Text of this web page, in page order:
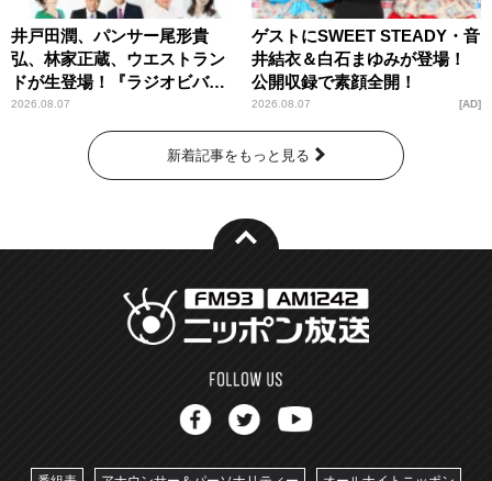
井戸田潤、パンサー尾形貴
弘、林家正蔵、ウエストラン
ドが生登場！『ラジオビバリ
ー昼ズ』
2026.08.07
ゲストにSWEET STEADY・音
井結衣＆白石まゆみが登場！
公開収録で素顔全開！
2026.08.07 AD
新着記事をもっと見る